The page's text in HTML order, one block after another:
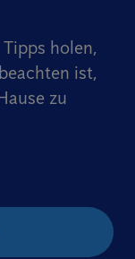
holen,
ist,
zu